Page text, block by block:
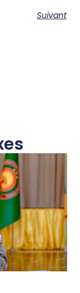
Suivant